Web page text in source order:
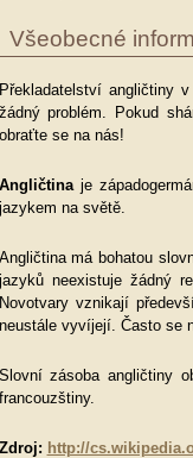
Všeobecné
Překladatelství angličtiny
žádný problém. Pokud
obraťte se na nás!
Angličtinaje
jazykem na světě.
Angličtina má bohatou
jazyků neexistuje žádný
Novotvary vznikají
neustále vyvíjejí. Často se
Slovní zásoba angličtiny
francouzštiny.
Zdroj: http://